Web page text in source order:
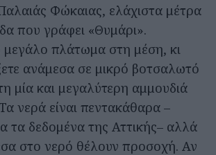
Φώκαιας, ελάχιστα μέτρα
που γράφει «Θυμάρι».
πλάτωμα στη μέση, κι
ανάμεσα σε μικρό βοτσαλωτό
μία και μεγαλύτερη αμμουδιά
νερά είναι πεντακάθαρα –
τα δεδομένα της Αττικής– αλλά
στο νερό θέλουν προσοχή. Αν